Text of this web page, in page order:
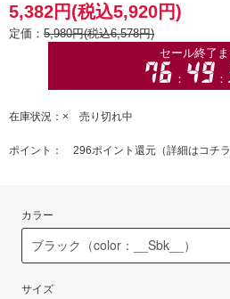
5,382円(税込5,920円)
定価： 5,980円(税込6,578円)
在庫状況：× 売り切れ中
ポイント： 296ポイント還元（詳細はコチラ
カラー
サイズ